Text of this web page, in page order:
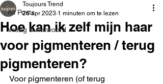
All Posts
Vraag & Antwoord
Hoe kan ik zelf mijn haar
voor pigmenteren / terug
pigmenteren?
Toujours Trend
26 apr 2023 1 minuten om te lezen
Voor pigmenteren (of terug